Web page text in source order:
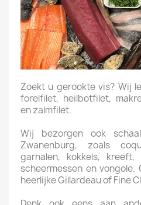
Zoekt u gerookte vis? Wij
forelfilet, heilbotfilet,
en zalmfilet.
Wij bezorgen ook
Zwanenburg, zoals
garnalen, kokkels, kreeft,
scheermessen en
heerlijke Gillardeau of Fine